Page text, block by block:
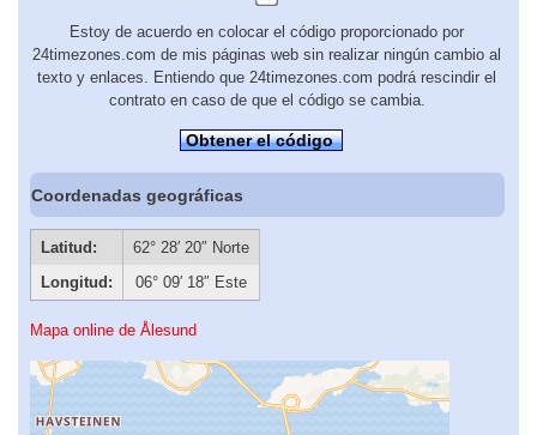
Estoy de acuerdo en colocar el código proporcionado por
24timezones.com de mis páginas web sin realizar ningún cambio al
texto y enlaces. Entiendo que 24timezones.com podrá rescindir el
contrato en caso de que el código se cambia.
Obtener el código
Coordenadas geográficas
Latitud:
62° 28′ 20″ Norte
Longitud:
06° 09′ 18″ Este
Mapa online de Ålesund